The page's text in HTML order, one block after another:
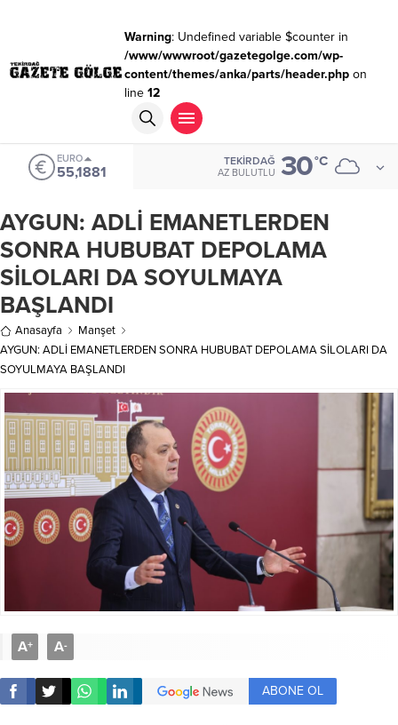
Warning: Undefined variable $counter in
/www/wwwroot/gazetegolge.com/wp-
content/themes/anka/parts/header.phpon
line 12
EURO
55,1881
TEKIRDAĞ
AZ BULUTLU 30°C
AYGUN: ADLİ EMANETLERDEN
SONRA HUBUBAT DEPOLAMA
SİLOLARI DA SOYULMAYA
BAŞLANDI
Anasayfa
Manşet
AYGUN: ADLİ EMANETLERDEN SONRA HUBUBAT DEPOLAMA SİLOLARI DA
SOYULMAYA BAŞLANDI
A+ A-
ABONE OL